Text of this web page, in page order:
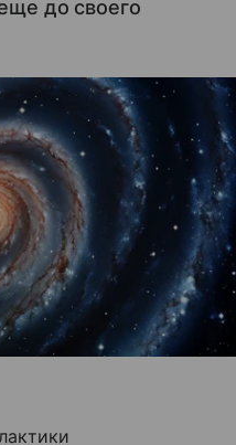
до своего